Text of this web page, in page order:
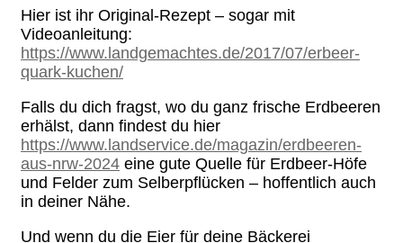
Hier ist ihr Original-Rezept – sogar mit
Videoanleitung:
https://www.landgemachtes.de/2017/07/erbeer-
quark-kuchen/
Falls du dich fragst, wo du ganz frische Erdbeeren
erhälst, dann findest du hier
https://www.landservice.de/magazin/erdbeeren-
aus-nrw-2024 eine gute Quelle für Erdbeer-Höfe
und Felder zum Selberpflücken – hoffentlich auch
in deiner Nähe.
Und wenn du die Eier für deine Bäckerei